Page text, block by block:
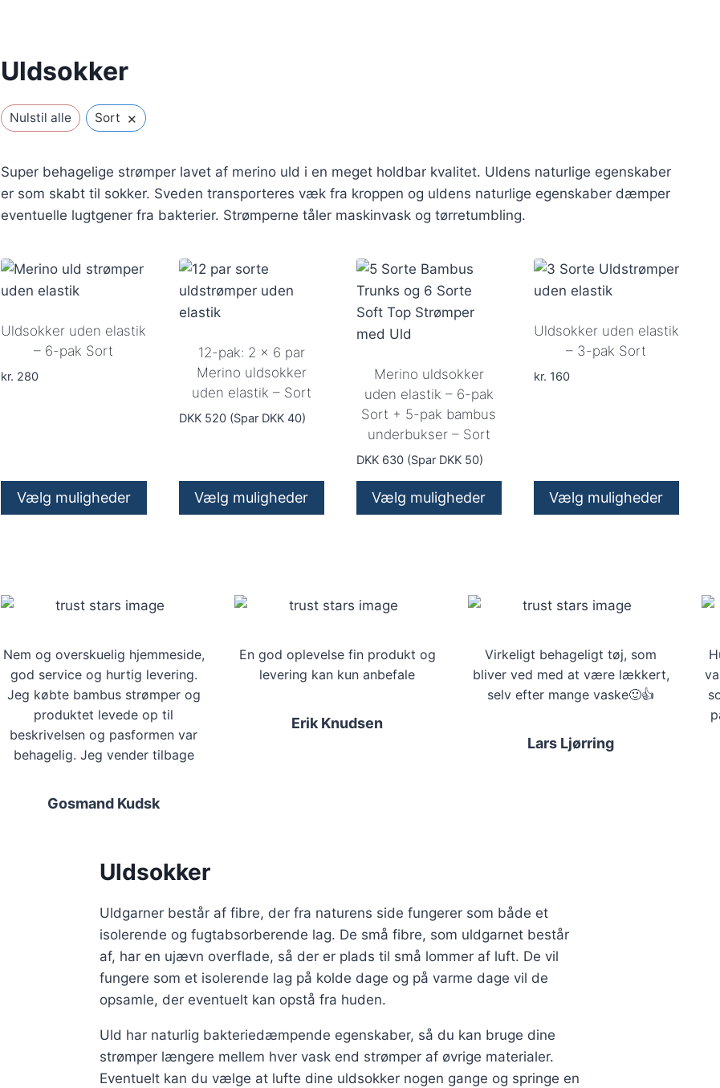
Uldsokker
Nulstil alle Sort ×
Super behagelige strømper lavet af merino uld i en meget holdbar kvalitet. Uldens naturlige egenskaber
er som skabt til sokker. Sveden transporteres væk fra kroppen og uldens naturlige egenskaber dæmper
eventuelle lugtgener fra bakterier. Strømperne tåler maskinvask og tørretumbling.
Uldsokker uden elastik
– 6-pak Sort
kr. 280
Vælg muligheder
varianter.
kan
vælges
på
varesiden
12-pak: 2 x 6 par
Merino uldsokker
uden elastik – Sort
DKK 520 (Spar DKK 40)
Vælg muligheder
Merino uldsokker
uden elastik – 6-pak
Sort + 5-pak bambus
underbukser – Sort
DKK 630 (Spar DKK 50)
Vælg muligheder
Uldsokker uden elastik
– 3-pak Sort
kr. 160
Vælg muligheder
varianter.
kan
vælges
på
Nem og overskuelig hjemmeside,
god service og hurtig levering.
Jeg købte bambus strømper og
produktet levede op til
beskrivelsen og pasformen var
behagelig. Jeg vender tilbage
Gosmand Kudsk
En god oplevelse fin produkt og
levering kan kun anbefale
Erik Knudsen
Virkeligt behageligt tøj, som
bliver ved med at være lækkert,
selv efter mange vaske🙂👍
Lars Ljørring
Uldsokker
Uldgarner består af fibre, der fra naturens side fungerer som både et
isolerende og fugtabsorberende lag. De små fibre, som uldgarnet består
af, har en ujævn overflade, så der er plads til små lommer af luft. De vil
fungere som et isolerende lag på kolde dage og på varme dage vil de
opsamle, der eventuelt kan opstå fra huden.
Uld har naturlig bakteriedæmpende egenskaber, så du kan bruge dine
strømper længere mellem hver vask end strømper af øvrige materialer.
Eventuelt kan du vælge at lufte dine uldsokker nogen gange og springe en